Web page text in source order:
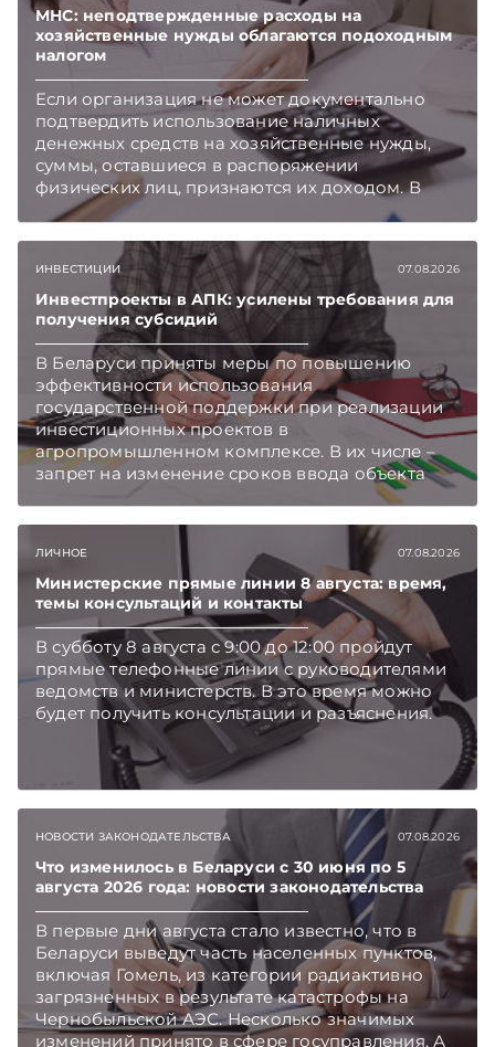
МНС: неподтвержденные расходы на
хозяйственные нужды облагаются подоходным
налогом
Если организация не может документально
подтвердить использование наличных
денежных средств на хозяйственные нужды,
суммы, оставшиеся в распоряжении
физических лиц, признаются их доходом. В
этом случае организация как налоговый агент
бюджет подоходный налог, напоминает МНС.
ИНВЕСТИЦИИ 07.08.2026
Инвестпроекты в АПК: усилены требования для
получения субсидий
В Беларуси приняты меры по повышению
эффективности использования
государственной поддержки при реализации
инвестиционных проектов в
агропромышленном комплексе. В их числе –
запрет на изменение сроков ввода объекта
инвестиций в эксплуатацию и его выхода на
Telegram‑канал и Viber. Главное об экономике
Беларуси — раньше, чем в новостях
TelegramViber
ЛИЧНОЕ 07.08.2026
Министерские прямые линии 8 августа: время,
темы консультаций и контакты
В субботу 8 августа с 9:00 до 12:00 пройдут
прямые телефонные линии с руководителями
ведомств и министерств. В это время можно
будет получить консультации и разъяснения.
НОВОСТИ ЗАКОНОДАТЕЛЬСТВА 07.08.2026
Что изменилось в Беларуси с 30 июня по 5
августа 2026 года: новости законодательства
В первые дни августа стало известно, что в
Беларуси выведут часть населенных пунктов,
включая Гомель, из категории радиактивно
загрязненных в результате катастрофы на
Чернобыльской АЭС. Несколько значимых
изменений принято в сфере госуправления. А